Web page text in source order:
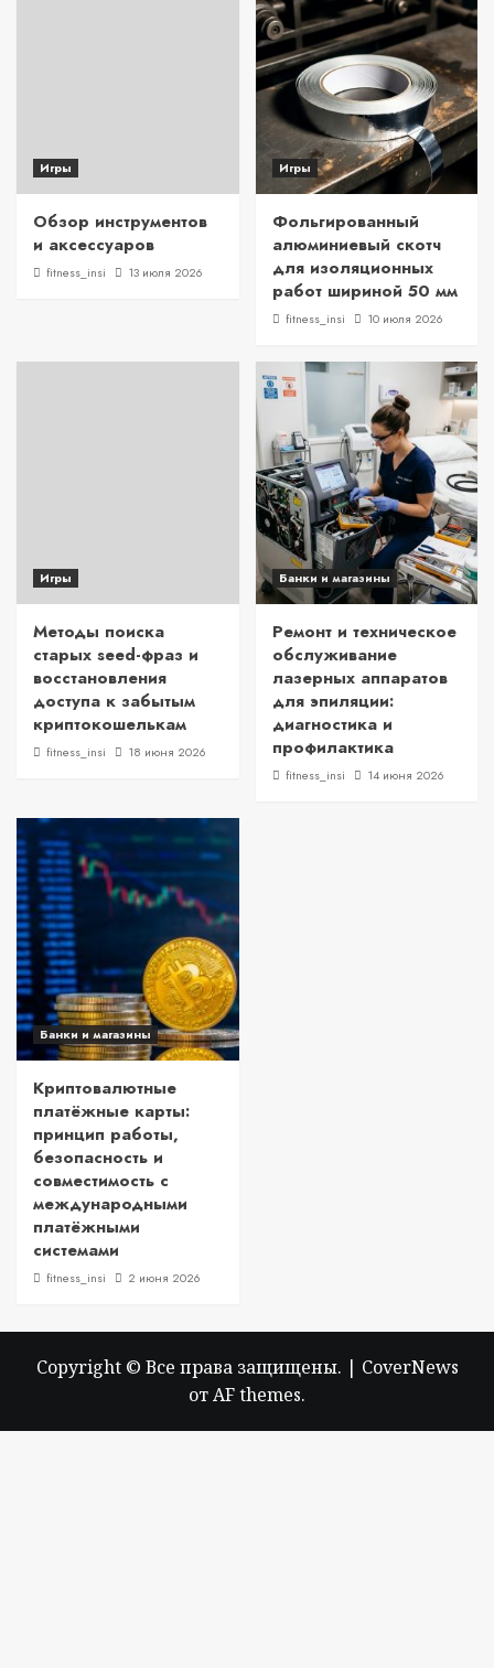
Игры
Обзор инструментов
и аксессуаров
fitness_insi 13 июля 2026
Игры
Фольгированный
алюминиевый скотч
для изоляционных
работ шириной 50 мм
fitness_insi 10 июля 2026
Игры
Методы поиска
старых seed-фраз и
восстановления
доступа к забытым
криптокошелькам
fitness_insi 18 июня 2026
Банки и магазины
Ремонт и техническое
обслуживание
лазерных аппаратов
для эпиляции:
диагностика и
профилактика
fitness_insi 14 июня 2026
Банки и магазины
Криптовалютные
платёжные карты:
принцип работы,
безопасность и
совместимость с
международными
платёжными
системами
fitness_insi 2 июня 2026
Copyright © Все права защищены. | CoverNews
от AF themes.